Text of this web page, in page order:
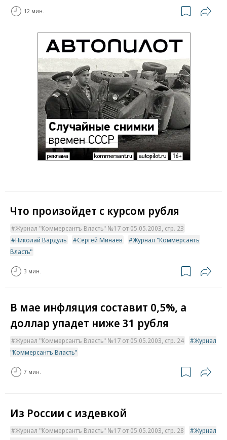
12 мин.
Что произойдет с курсом рубля
Журнал "Коммерсантъ Власть" №17 от 05.05.2003, стр. 23
Николай Вардуль
Сергей Минаев
Журнал "Коммерсантъ
Власть"
3 мин.
В мае инфляция составит 0,5%, а
доллар упадет ниже 31 рубля
Журнал "Коммерсантъ Власть" №17 от 05.05.2003, стр. 24
Журнал
"Коммерсантъ Власть"
7 мин.
Из России с издевкой
Журнал "Коммерсантъ Власть" №17 от 05.05.2003, стр. 28
Журнал